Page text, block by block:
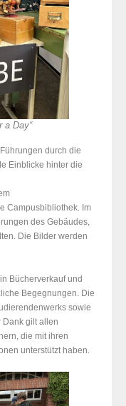
a Day“
durch die
Einblicke hinter die
Campusbibliothek. Im
des Gebäudes,
Die Bilder werden
Bücherverkauf und
Begegnungen. Die
sowie
Dank gilt allen
die mit ihren
unterstützt haben.